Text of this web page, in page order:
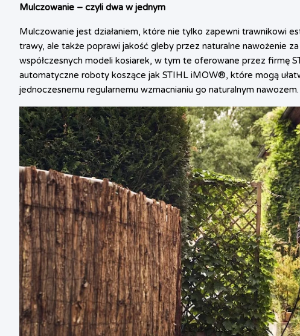
Mulczowanie – czyli dwa w jednym
Mulczowanie jest działaniem, które nie tylko zapewni trawnikowi
trawy, ale także poprawi jakość gleby przez naturalne nawożenie
współczesnych modeli kosiarek, w tym te oferowane przez firmę
automatyczne roboty koszące jak STIHL iMOW®, które mogą
jednoczesnemu regularnemu wzmacnianiu go naturalnym nawozem.